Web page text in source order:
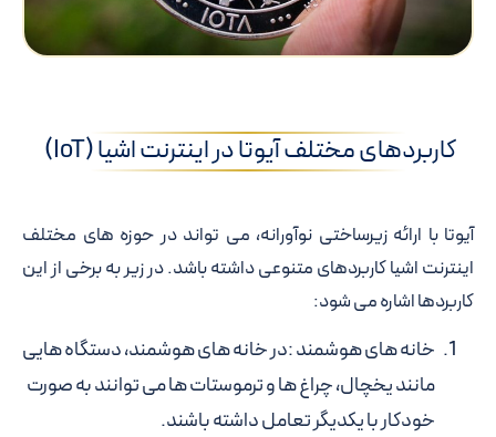
کاربردهای مختلف آیوتا در اینترنت اشیا (IoT)
آیوتا با ارائه زیرساختی نوآورانه، می تواند در حوزه های مختلف
اینترنت اشیا کاربردهای متنوعی داشته باشد. در زیر به برخی از این
کاربردها اشاره می شود:
خانه های هوشمند:در خانه های هوشمند، دستگاه هایی
مانند یخچال، چراغ ها و ترموستات ها می توانند به صورت
خودکار با یکدیگر تعامل داشته باشند.